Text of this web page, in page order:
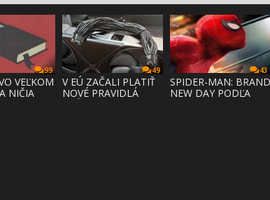
99
VEĽKOM
NIČIA
49
V EÚ ZAČALI PLATIŤ
NOVÉ PRAVIDLÁ
43
SPIDER-MAN: BRAND
NEW DAY PODĽA